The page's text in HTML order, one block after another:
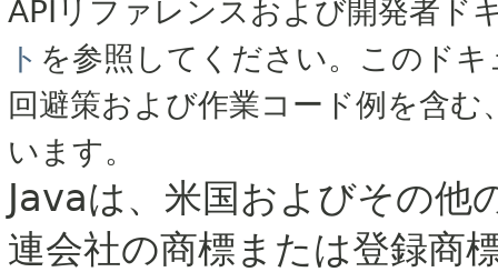
APIリファレンスおよび開発者ド
ト を参照してください。このド
回避策および作業コード例を含
います。
Javaは、米国およびその
連会社の商標または登録商